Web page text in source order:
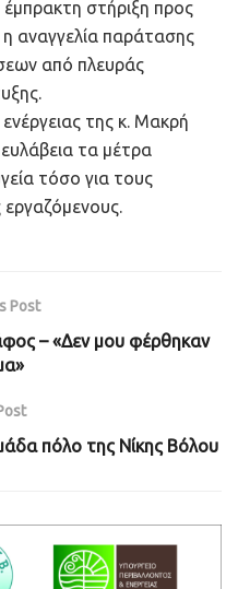
στήριξη προς
αναγγελία παράτασης
από πλευράς
της κ. Μακρή
τα μέτρα
τόσο για τους
εργαζόμενους.
Post
– «Δεν μου φέρθηκαν
πόλο της Νίκης Βόλου